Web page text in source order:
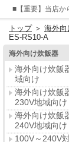
■【重要】当店か
トップ＞ 海外向
ES-RS10-A
海外向け炊飯器
海外向け炊飯
域向け
海外向け炊飯
230V地域向け
海外向け炊飯
240V地域向け
100V～240V